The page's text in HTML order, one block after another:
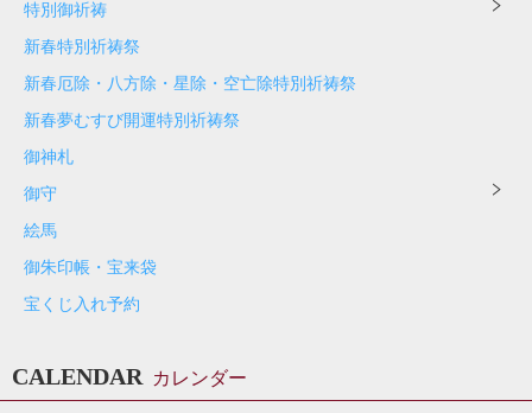
特別御祈祷
新春特別祈祷祭
新春厄除・八方除・星除・空亡除特別祈祷祭
新春夢むすび開運特別祈祷祭
御神札
御守
絵馬
御朱印帳・宝来袋
宝くじ入れ予約
CALENDAR カレンダー